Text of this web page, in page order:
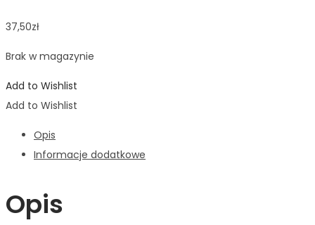
37,50zł
Brak w magazynie
Add to Wishlist
Add to Wishlist
Opis
Informacje dodatkowe
Opis